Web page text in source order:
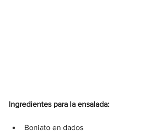
Ingredientes para la ensalada:
Boniato en dados